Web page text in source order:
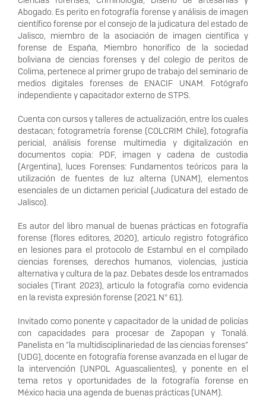
Abogado. Es perito en fotografía forense y análisis de imagen
científico forense por el consejo de la judicatura del estado de
Jalisco, miembro de la asociación de imagen científica y
forense de España, Miembro honorífico de la sociedad
boliviana de ciencias forenses y del colegio de peritos de
Colima, pertenece al primer grupo de trabajo del seminario de
medios digitales forenses de ENACIF UNAM. Fotógrafo
independiente y capacitador externo de STPS.
Cuenta con cursos y talleres de actualización, entre los cuales
destacan; fotogrametría forense (COLCRIM Chile), fotografía
pericial, análisis forense multimedia y digitalización en
documentos copia: PDF, imagen y cadena de custodia
(Argentina), luces Forenses: Fundamentos teóricos para la
utilización de fuentes de luz alterna (UNAM), elementos
esenciales de un dictamen pericial (Judicatura del estado de
Jalisco).
Es autor del libro manual de buenas prácticas en fotografía
forense (flores editores, 2020), articulo registro fotográfico
en lesiones para el protocolo de Estambul en el compilado
ciencias forenses, derechos humanos, violencias, justicia
alternativa y cultura de la paz. Debates desde los entramados
sociales (Tirant 2023), articulo la fotografía como evidencia
en la revista expresión forense (2021 N° 61).
Invitado como ponente y capacitador de la unidad de policías
con capacidades para procesar de Zapopan y Tonalá.
Panelista en “la multidisciplinariedad de las ciencias forenses”
(UDG), docente en fotografía forense avanzada en el lugar de
la intervención (UNPOL Aguascalientes), y ponente en el
tema retos y oportunidades de la fotografía forense en
México hacia una agenda de buenas prácticas (UNAM).